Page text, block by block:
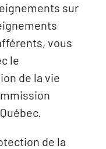
sur
vous
le
de la vie
de la